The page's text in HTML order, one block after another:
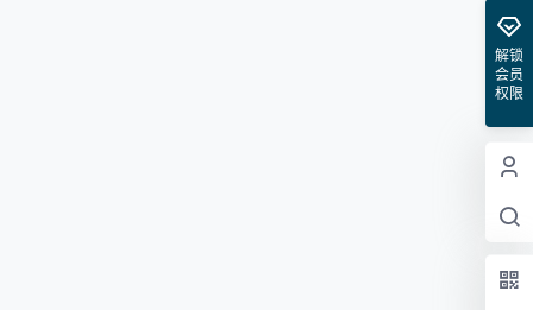
解锁
会员
权限